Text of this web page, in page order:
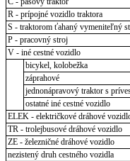
R - prípojné vozidlo traktora
S - traktorom ťahaný vymeniteľný
P - pracovný stroj
V - iné cestné vozidlo
bicykel, kolobežka
záprahové
jednonápravový traktor s
ostatné iné cestné vozidlo
ELEK - električkové dráhové
TR - trolejbusové dráhové vozidlo
ZE - železničné dráhové vozidlo
nezistený druh cestného vozidla